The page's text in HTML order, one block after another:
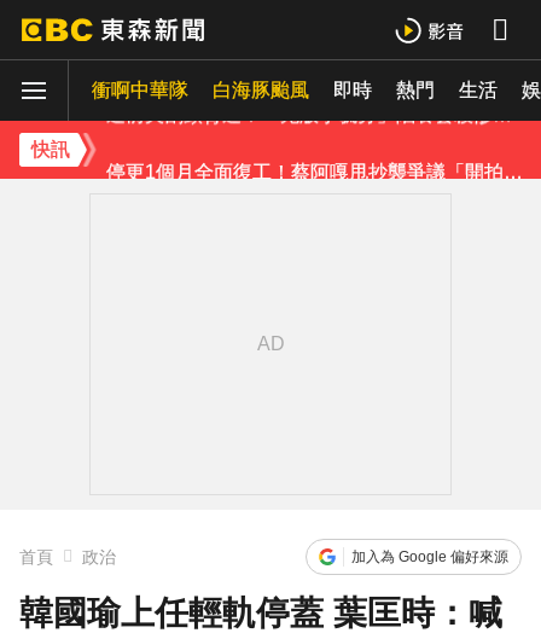
衝啊中華隊 白海豚颱風 即時 熱門 生活
快訊
遭前夫割頸脅迫！「兇版李毓芬」陷養套殺慘賠2000萬 2度遇感情詐騙
首頁 政治 加入為 Google 偏好來源
韓國瑜上任輕軌停蓋 葉匡時：喊